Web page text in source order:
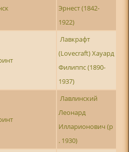
Эрнест (1842-
1922)
Лавкрафт
(Lovecraft) Хауард
Филиппс (1890-
1937)
Лавлинский
Леонард
Илларионович (р
. 1930)